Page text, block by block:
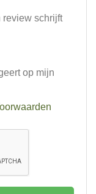
review schrijft
op mijn